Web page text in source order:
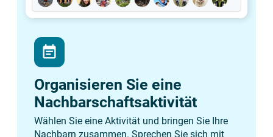
event_note
Organisieren Sie eine
Nachbarschaftsaktivität
Wählen Sie eine Aktivität und bringen Sie Ihre
Nachbarn zusammen. Sprechen Sie sich mit